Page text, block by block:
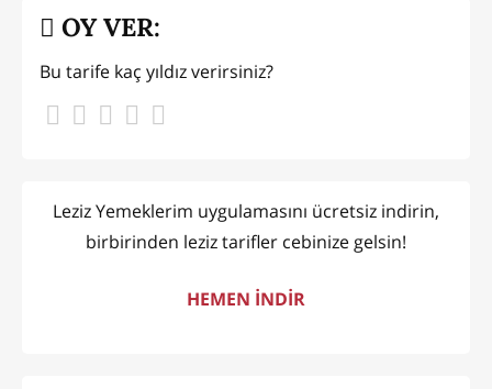
OY VER:
Bu tarife kaç yıldız verirsiniz?
Leziz Yemeklerim uygulamasını ücretsiz indirin,
birbirinden leziz tarifler cebinize gelsin!
HEMEN İNDİR